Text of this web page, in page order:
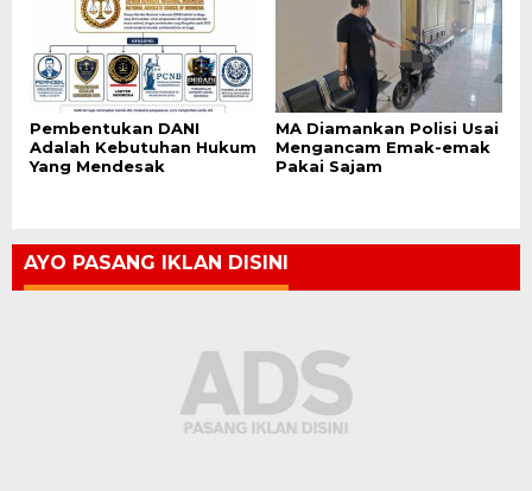
Pembentukan DANI
Adalah Kebutuhan Hukum
Yang Mendesak
MA Diamankan Polisi Usai
Mengancam Emak-emak
Pakai Sajam
AYO PASANG IKLAN DISINI